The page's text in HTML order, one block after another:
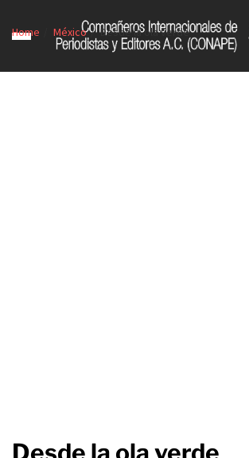
Home México Desde la ola verde